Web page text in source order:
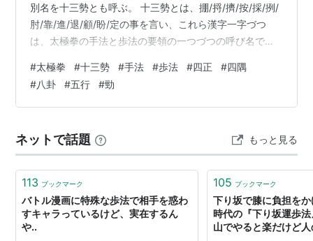
別名を十三勢とも呼ぶ。 十三勢とは、掤/捋/擠/按/採/挒/
肘/靠/進/退/顧/盼/定の事を言い、これら漢字一字づつ
は、太極拳の手法と歩法の要領の一つづつの呼び名であ
と呼び、ともに手法の要領であり、残りの、進/退/顧/盼/
定は、歩法の要領である。 下記①～④が、四正であ
る。 勁を発する方向で呼び名が変わる。 四正は両腕の力
方向に勁を発している状態 ② 捋（リー） 引く 後方向に
勁…
#太極拳 #十三勢 #手法 #歩法 #四正 #四隅
#八卦 #五行 #勁
ネットで話題 もっと見る
113 ブックマーク
バトル漫画に特殊な歩法で相手を惑わ
すキャラっているけど、実在するん
や..
105 ブックマーク
下り坂で膝に負担を
時代の『下り坂運歩
山でやると楽だけど